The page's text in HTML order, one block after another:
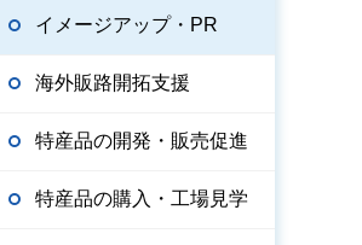
イメージアップ・PR
海外販路開拓支援
特産品の開発・販売促進
特産品の購入・工場見学